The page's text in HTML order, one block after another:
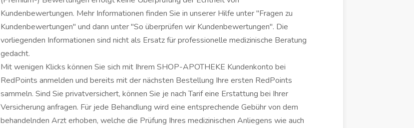
Kundenbewertungen. Mehr Informationen finden Sie in unserer Hilfe unter "Fragen zu
Kundenbewertungen" und dann unter "So überprüfen wir Kundenbewertungen". Die
vorliegenden Informationen sind nicht als Ersatz für professionelle medizinische Beratung
gedacht.
Mit wenigen Klicks können Sie sich mit Ihrem SHOP-APOTHEKE Kundenkonto bei
RedPoints anmelden und bereits mit der nächsten Bestellung Ihre ersten RedPoints
sammeln. Sind Sie privatversichert, können Sie je nach Tarif eine Erstattung bei Ihrer
Versicherung anfragen. Für jede Behandlung wird eine entsprechende Gebühr von dem
behandelnden Arzt erhoben, welche die Prüfung Ihres medizinischen Anliegens wie auch